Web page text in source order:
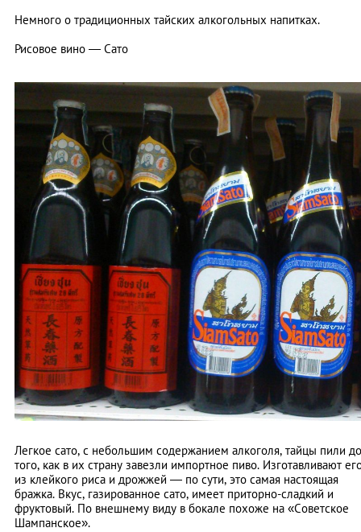
Немного о традиционных тайских алкогольных напитках.
Рисовое вино — Сато
Легкое сато, с небольшим содержанием алкоголя, тайцы пили до
того, как в их страну завезли импортное пиво. Изготавливают
из клейкого риса и дрожжей — по сути, это самая настоящая
бражка. Вкус, газированное сато, имеет приторно-сладкий и
фруктовый. По внешнему виду в бокале похоже на «Cоветское
Шампанское».